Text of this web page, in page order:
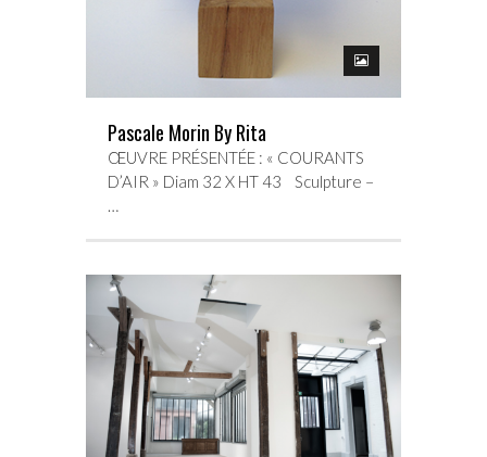
Pascale Morin By Rita
ŒUVRE PRÉSENTÉE : « COURANTS
D’AIR » Diam 32 X HT 43 Sculpture –
…